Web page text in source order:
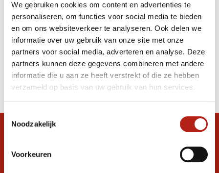
We gebruiken cookies om content en advertenties te
personaliseren, om functies voor social media te bieden
en om ons websiteverkeer te analyseren. Ook delen we
informatie over uw gebruik van onze site met onze
partners voor social media, adverteren en analyse. Deze
partners kunnen deze gegevens combineren met andere
informatie die u aan ze heeft verstrekt of die ze hebben
verzameld op basis van uw gebruik van hun services.
Toestemmingsselectie
Noodzakelijk
Voorkeuren
Apply filters
Producten getagd met
Adidas Speed
Hoofdbeschermer
Producten
Filter
Stel je vraag in de chat, en we helpen je
graag verder. 24/7